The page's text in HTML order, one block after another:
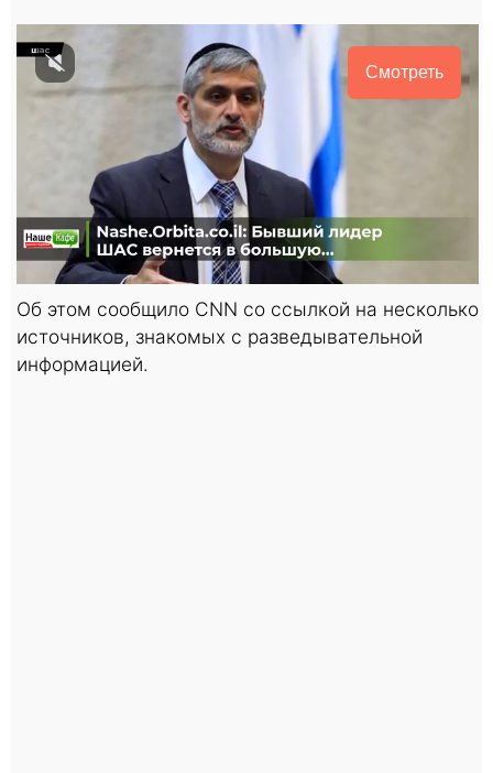
Смотреть
Об этом сообщило CNN со ссылкой на несколько
источников, знакомых с разведывательной
информацией.